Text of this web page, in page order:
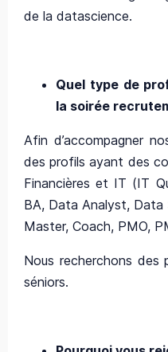
de la datascience.
Quel type de
la soirée
Afin d’accompagner
des profils ayant des
Financières et IT (IT
BA, Data Analyst, Data
Master, Coach, PMO,
Nous recherchons des
séniors.